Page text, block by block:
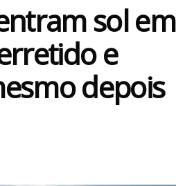
sol em
e
depois